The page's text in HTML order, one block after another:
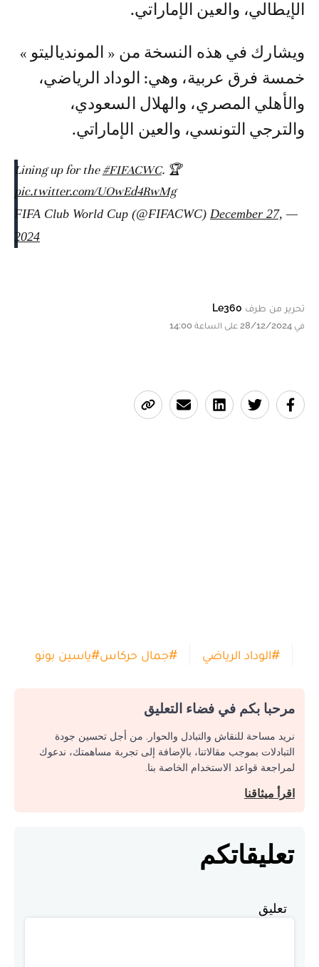
الإيطالي، والعين الإماراتي.
ويشارك في هذه النسخة من « الموندياليتو »
خمسة فرق عربية، وهي: الوداد الرياضي،
والأهلي المصري، والهلال السعودي،
والترجي التونسي، والعين الإماراتي.
Lining up for the#FIFACWC. 🏆
pic.twitter.com/UOwEd4RwMg
— FIFA Club World Cup (@FIFACWC)
December 27,
2024
تحرير من طرف Le360
في 28/12/2024 على الساعة 14:00
#الوداد الرياضي #جمال حركاس#ياسين بونو
مرحبا بكم في فضاء التعليق
نريد مساحة للنقاش والتبادل والحوار. من أجل تحسين جودة
التبادلات بموجب مقالاتنا، بالإضافة إلى تجربة مساهمتك، ندعوك
لمراجعة قواعد الاستخدام الخاصة بنا.
اقرأ ميثاقنا
تعليقاتكم
تعليق